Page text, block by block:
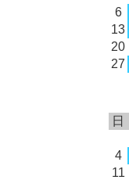
6
13
20
27
日
4
11